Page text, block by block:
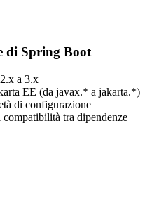
di Spring Boot
a 3.x
EE (da javax.* a jakarta.*)
di configurazione
tra dipendenze